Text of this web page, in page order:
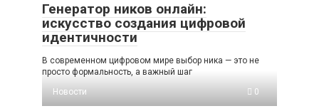
Генератор ников онлайн:
искусство создания цифровой
идентичности
В современном цифровом мире выбор ника — это не
просто формальность, а важный шаг
Новости
0